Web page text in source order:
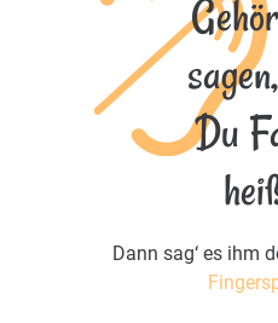
Du
Dann sag‘ es ihm